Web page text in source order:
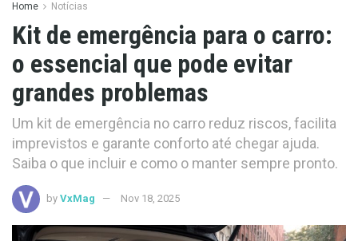
Home Notícias
Kit de emergência para o carro:
o essencial que pode evitar
grandes problemas
Um kit de emergência no carro reduz riscos, facilita
imprevistos e garante conforto até chegar ajuda.
Saiba o que incluir e como o manter sempre pronto.
by VxMag Nov 18, 2025